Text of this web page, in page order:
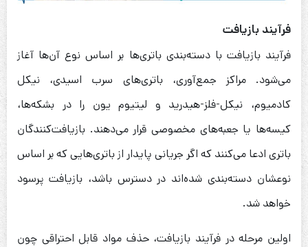
فرآیند بازیافت
فرآیند بازیافت با دسته‌بندی باتری‌ها بر اساس نوع آن‌ها آغاز
می‌شود. مراکز جمع‌آوری، باتری‌های سرب اسیدی، نیکل
کادمیوم، نیکل-فلز-هیدرید و لیتیوم یون را در بشکه‌ها،
کیسه‌ها یا جعبه‌های مخصوصی قرار می‌دهند. بازیافت‌کنندگان
باتری ادعا می‌کنند که اگر جریانی پایدار از باتری‌هایی که بر اساس
نوعشان دسته‌بندی شده‌اند در دسترس باشد، بازیافت پرسود
خواهد شد.
اولین مرحله در فرآیند بازیافت، حذف مواد قابل احتراقی چون